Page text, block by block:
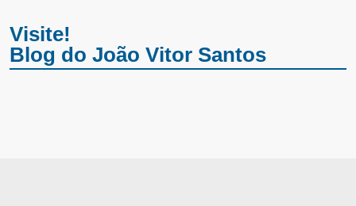
Visite!
Blog do João Vitor Santos